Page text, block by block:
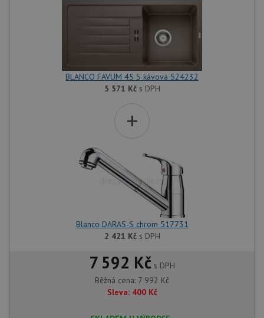
BLANCO FAVUM 45 S kávová 524232
5 571 Kčs DPH
+
Blanco DARAS-S chrom 517731
2 421 Kčs DPH
7 592 Kč s DPH
Běžná cena: 7 992 Kč
Sleva: 400 Kč